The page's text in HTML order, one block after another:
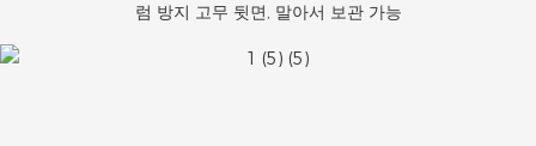
럼 방지 고무 뒷면, 말아서 보관 가능